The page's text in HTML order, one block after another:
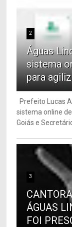
2
Águas
sistema
para
Prefeito Lucas
sistema online
Goiás e
3
ÁGUAS
FOI